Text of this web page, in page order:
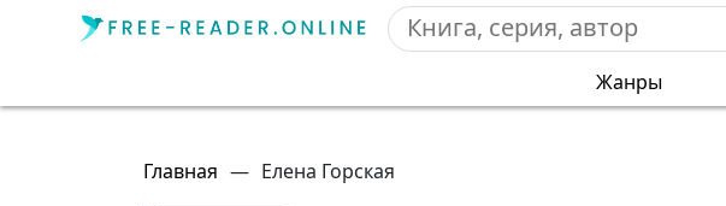
Жанры
Главная — Елена Горская